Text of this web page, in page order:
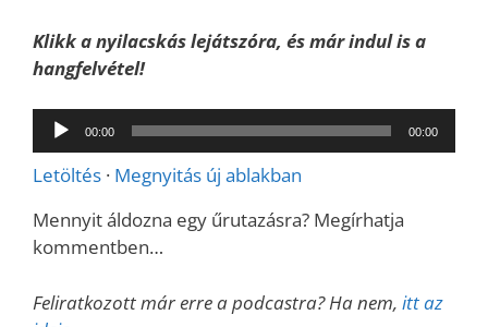
Klikk a nyilacskás lejátszóra, és már indul is a
hangfelvétel!
Audió
lejátszó
00:00 00:00
Letöltés · Megnyitás új ablakban
Mennyit áldozna egy űrutazásra? Megírhatja
kommentben…
Feliratkozott már erre a podcastra? Ha nem, itt az